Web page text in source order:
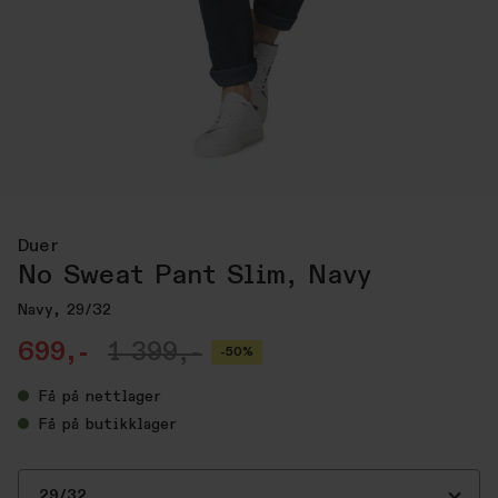
Duer
No Sweat Pant Slim, Navy
Navy, 29/32
699,- 1 399,- -50%
Få på nettlager
Få på butikklager